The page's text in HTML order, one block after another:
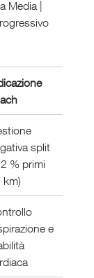
Media |
split
% primi
km)
e